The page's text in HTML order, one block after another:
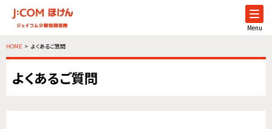
Menu
HOME よくあるご質問
よくあるご質問